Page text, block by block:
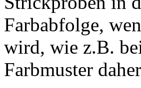
Farbabfolge,
wird, wie z.B.
Farbmuster